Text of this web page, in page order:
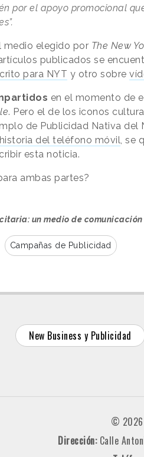
por el apoyo promocional
medio elegido por The New
publicados se
para NYT y otro sobre
en el momento de
. Pero el de los iconos
de Publicidad Nativa del
del teléfono móvil , se
esta noticia.
ambas partes?
un medio de
Campañas de Publicidad
New Business y Publicidad
© 2026
Dirección: Calle